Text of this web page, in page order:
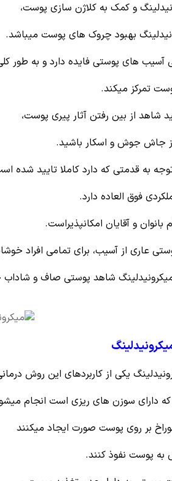
و کمک به کلاژن سازی پوست،
بهبود چروک های پوست میباشد.
آسیب های پوستی فایده دارد و به طور
تمرکز میکند.
شاهد از بین رفتن آثار پیری پوست،
جاش جوش و اسکار باشید.
به قدمتی که دارد کاملا تایید شده
فوق العاده دارد.
بانوان و آقایان امکانپذیراست.
عاری از آسیب، برای تمامی افراد
شاهد پوستی صاف و شاداب
یکی از کاربردهای این روش
دارای سوزن های ریزی است انجام
بر روی پوست صورت ایجاد میکنند
پوست نفوذ کنند.